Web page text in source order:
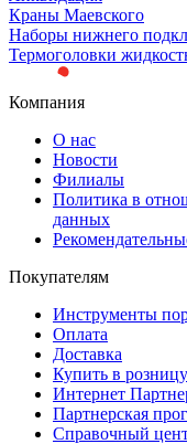
Краны Маевского
Наборы нижнего
Термоголовки
Компания
О нас
Новости
Филиалы
Политика в
данных
Покупателям
Инструменты
Оплата
Доставка
Купить в розницу
Интернет
Партнерская
Справочный